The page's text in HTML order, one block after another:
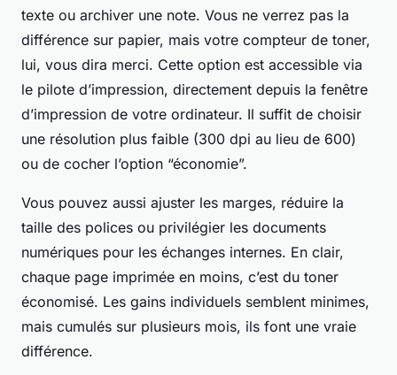
texte ou archiver une note. Vous ne verrez pas la
différence sur papier, mais votre compteur de toner,
lui, vous dira merci. Cette option est accessible via
le pilote d’impression, directement depuis la fenêtre
d’impression de votre ordinateur. Il suffit de choisir
une résolution plus faible (300 dpi au lieu de 600)
ou de cocher l’option “économie”.
Vous pouvez aussi ajuster les marges, réduire la
taille des polices ou privilégier les documents
numériques pour les échanges internes. En clair,
chaque page imprimée en moins, c’est du toner
économisé. Les gains individuels semblent minimes,
mais cumulés sur plusieurs mois, ils font une vraie
différence.